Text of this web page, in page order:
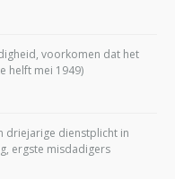
voorkomen dat het
helft mei 1949)
driejarige dienstplicht in
ergste misdadigers